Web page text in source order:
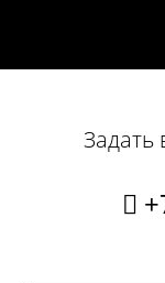
Задать